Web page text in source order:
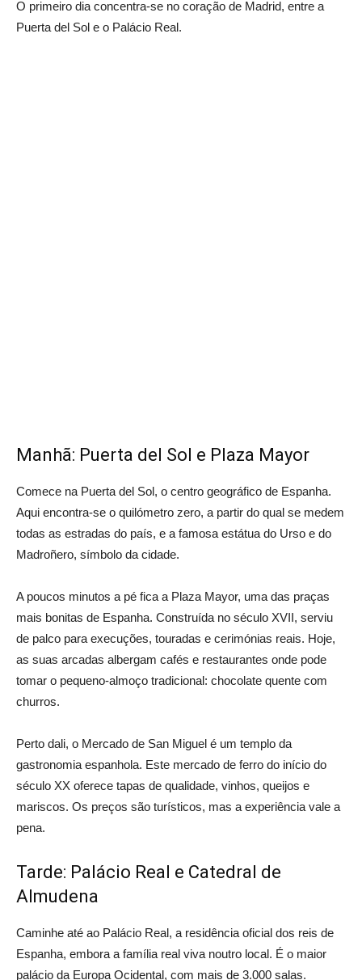
O primeiro dia concentra-se no coração de Madrid, entre a
Puerta del Sol e o Palácio Real.
Manhã: Puerta del Sol e Plaza Mayor
Comece na Puerta del Sol, o centro geográfico de Espanha.
Aqui encontra-se o quilómetro zero, a partir do qual se medem
todas as estradas do país, e a famosa estátua do Urso e do
Madroñero, símbolo da cidade.
A poucos minutos a pé fica a Plaza Mayor, uma das praças
mais bonitas de Espanha. Construída no século XVII, serviu
de palco para execuções, touradas e cerimónias reais. Hoje,
as suas arcadas albergam cafés e restaurantes onde pode
tomar o pequeno-almoço tradicional: chocolate quente com
churros.
Perto dali, o Mercado de San Miguel é um templo da
gastronomia espanhola. Este mercado de ferro do início do
século XX oferece tapas de qualidade, vinhos, queijos e
mariscos. Os preços são turísticos, mas a experiência vale a
pena.
Tarde: Palácio Real e Catedral de
Almudena
Caminhe até ao Palácio Real, a residência oficial dos reis de
Espanha, embora a família real viva noutro local. É o maior
palácio da Europa Ocidental, com mais de 3.000 salas.